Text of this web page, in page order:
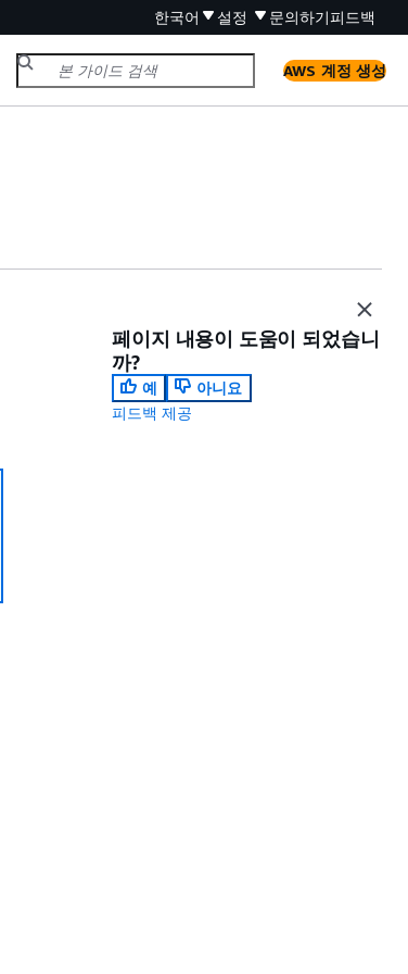
한국어 설정 문의하기피드백
AWS 계정 생성
페이지 내용이 도움이 되었습니
까?
예
아니요
피드백 제공